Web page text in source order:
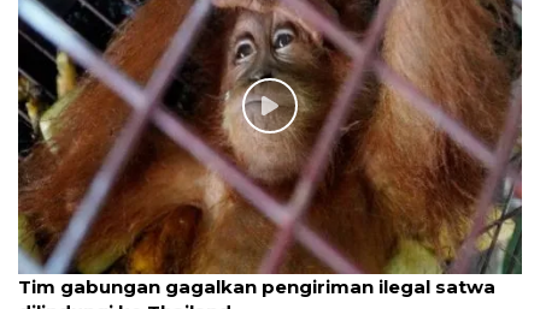
Tim gabungan gagalkan pengiriman ilegal satwa